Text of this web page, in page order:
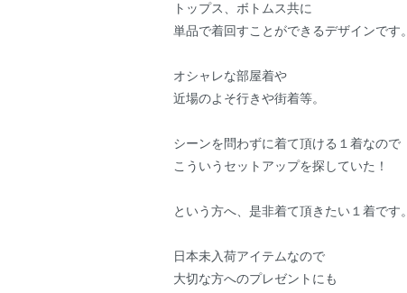
トップス、ボトムス共に
単品で着回すことができるデザインです。
オシャレな部屋着や
近場のよそ行きや街着等。
シーンを問わずに着て頂ける１着なので
こういうセットアップを探していた！
という方へ、是非着て頂きたい１着です。
日本未入荷アイテムなので
大切な方へのプレゼントにも